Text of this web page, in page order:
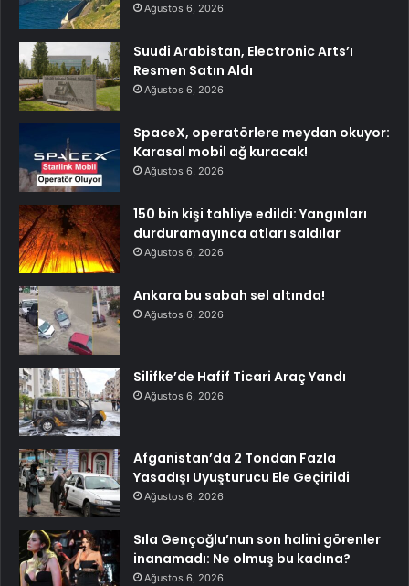
Ağustos 6, 2026
Suudi Arabistan, Electronic Arts’ı
Resmen Satın Aldı
Ağustos 6, 2026
SpaceX, operatörlere meydan okuyor:
Karasal mobil ağ kuracak!
Ağustos 6, 2026
150 bin kişi tahliye edildi: Yangınları
durduramayınca atları saldılar
Ağustos 6, 2026
Ankara bu sabah sel altında!
Ağustos 6, 2026
Silifke’de Hafif Ticari Araç Yandı
Ağustos 6, 2026
Afganistan’da 2 Tondan Fazla
Yasadışı Uyuşturucu Ele Geçirildi
Ağustos 6, 2026
Sıla Gençoğlu’nun son halini görenler
inanamadı: Ne olmuş bu kadına?
Ağustos 6, 2026